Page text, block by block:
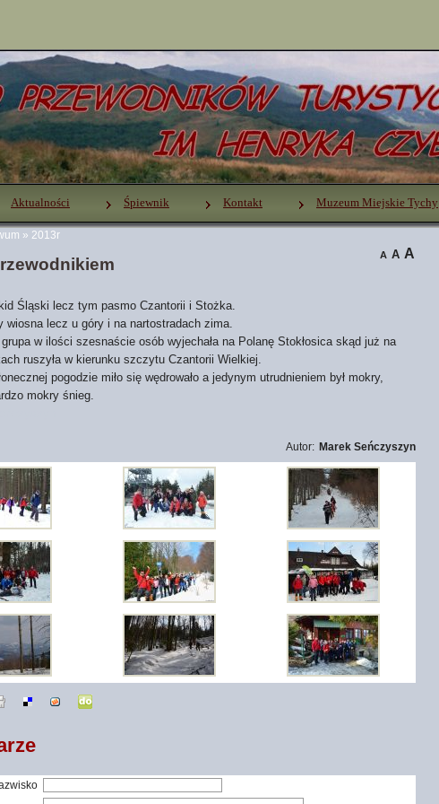
» 2013r
Aktualności Śpiewnik Kontakt Muzeum Miejskie Tychy
A A A
Śląski lecz tym pasmo Czantorii i Stożka.
wiosna lecz u góry i na nartostradach zima.
w ilości szesnaście osób wyjechała na Polanę Stokłosica skąd już na
ruszyła w kierunku szczytu Czantorii Wielkiej.
pogodzie miło się wędrowało a jedynym utrudnieniem był mokry,
mokry śnieg.
Autor: Marek Seńczyszyn